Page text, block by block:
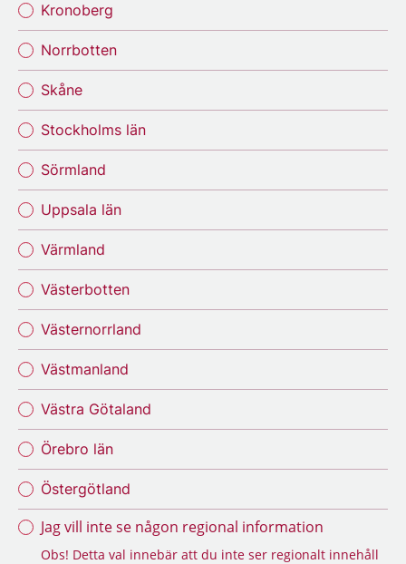
Kronoberg
Norrbotten
Skåne
Stockholms län
Sörmland
Uppsala län
Värmland
Västerbotten
Västernorrland
Västmanland
Västra Götaland
Örebro län
Östergötland
Jag vill inte se någon regional information
Obs! Detta val innebär att du inte ser regionalt innehåll